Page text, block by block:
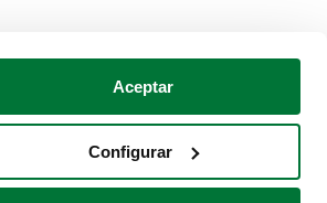
Aceptar
Configurar